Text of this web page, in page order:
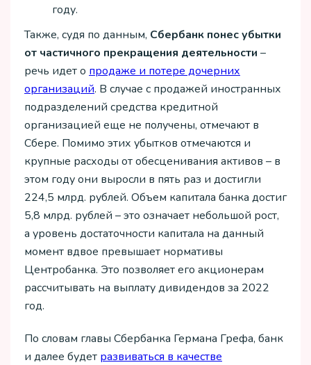
году.
Также, судя по данным, Сбербанк понес убытки
от частичного прекращения деятельности –
речь идет о продаже и потере дочерних
организаций. В случае с продажей иностранных
подразделений средства кредитной
организацией еще не получены, отмечают в
Сбере. Помимо этих убытков отмечаются и
крупные расходы от обесценивания активов – в
этом году они выросли в пять раз и достигли
224,5 млрд. рублей. Объем капитала банка достиг
5,8 млрд. рублей – это означает небольшой рост,
а уровень достаточности капитала на данный
момент вдвое превышает нормативы
Центробанка. Это позволяет его акционерам
рассчитывать на выплату дивидендов за 2022
год.
По словам главы Сбербанка Германа Грефа, банк
и далее будет развиваться в качестве